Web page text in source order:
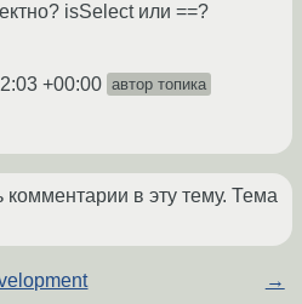
isSelect или ==?
+00:00 автор топика
в эту тему. Тема
→